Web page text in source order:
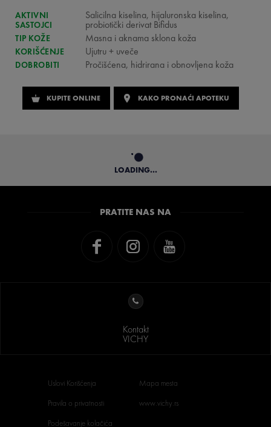
AKTIVNI
SASTOJCI
Salicilna kiselina, hijaluronska kiselina,
probiotički derivat Bifidus
TIP KOŽE Masna i aknama sklona koža
KORIŠĆENJE Ujutru + uveče
DOBROBITI Pročišćena, hidrirana i obnovljena koža
KUPITE ONLINE KAKO PRONAĆI APOTEKU
LOADING...
PRATITE NAS NA
Kontakt
VICHY
Uslovi Korišćenja
Pravila o privatnosti
Podešavanje kolačića
Mapa mesta
www.vichy.rs